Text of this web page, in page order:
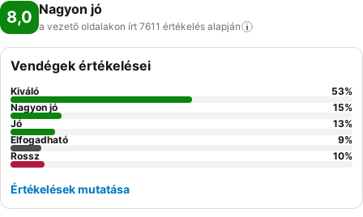
8,0 Nagyon jó
a vezető oldalakon írt 7611 értékelés alapján
Vendégek értékelései
Kiváló 53%
Nagyon jó
15%
Jó
13%
Elfogadható
9%
Rossz
10%
Értékelések mutatása